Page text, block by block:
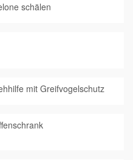
schälen
mit Greifvogelschutz